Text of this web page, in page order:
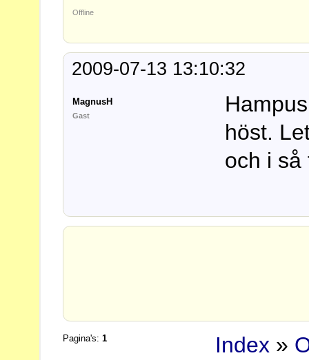
Offline
2009-07-13 13:10:32
MagnusH
Gast
höst.
och i så
Pagina's:1 Index »